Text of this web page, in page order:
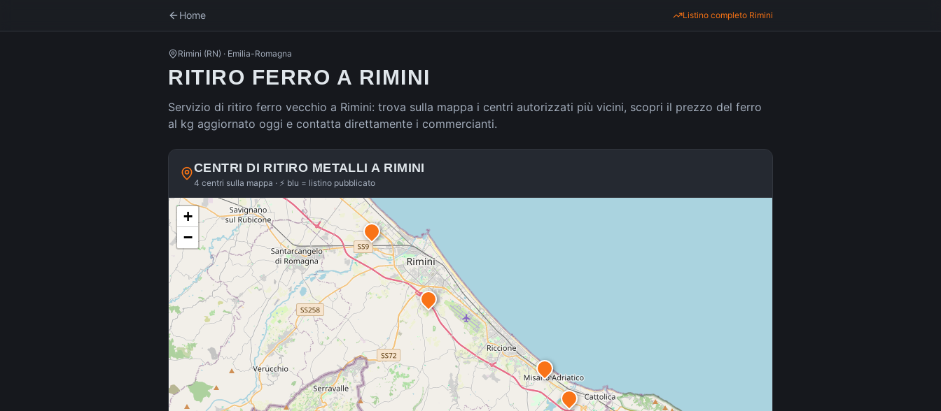
Home Listino completo Rimini
Rimini (RN) · Emilia-Romagna
RITIRO FERRO A RIMINI
Servizio di ritiro ferro vecchio a Rimini: trova sulla mappa i centri autorizzati più vicini, scopri il prezzo del ferro
al kg aggiornato oggi e contatta direttamente i commercianti.
CENTRI DI RITIRO METALLI A RIMINI
4 centri sulla mappa · ⚡ blu = listino pubblicato
+
−